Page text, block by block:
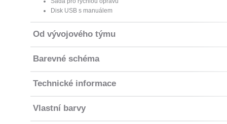
Disk USB s manuálem
Od vývojového týmu
Barevné schéma
Technické informace
Vlastní barvy